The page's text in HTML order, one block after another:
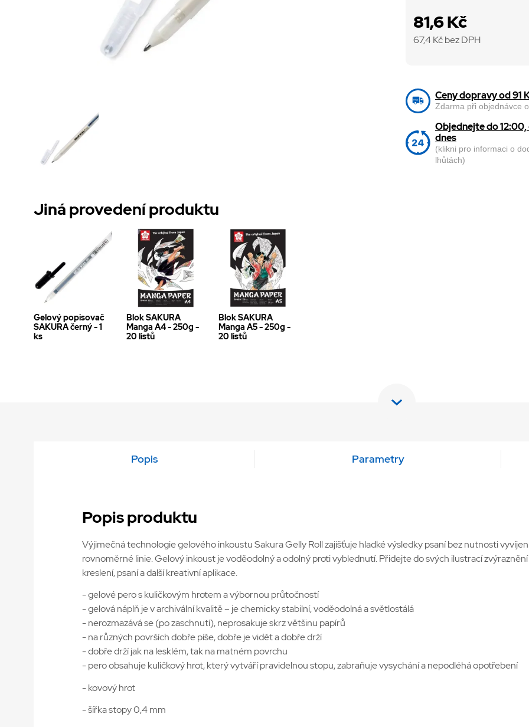
81,6 Kč
67,4Kč bez DPH
Ceny dopravy od 91
Zdarma při objednávce
Objednejte do
dnes
(klikni pro informaci o
lhůtách)
Jiná provedení produktu
Gelový popisovač
SAKURA černý - 1
ks
Blok SAKURA
Manga A4 - 250g -
20 listů
Blok SAKURA
Manga A5 - 250g -
20 listů
Popis Parametry
Popis produktu
Výjimečná technologie gelového inkoustu Sakura Gelly Roll zajišťuje hladké výsledky psaní bez nutnosti
rovnoměrné linie. Gelový inkoust je voděodolný a odolný proti vyblednutí. Přidejte do svých ilustrací
kreslení, psaní a další kreativní aplikace.
- gelové pero s kuličkovým hrotem a výbornou průtočností
- gelová náplň je v archivální kvalitě – je chemicky stabilní, voděodolná a světlostálá
- nerozmazává se (po zaschnutí), neprosakuje skrz většinu papírů
- na různých površích dobře píše, dobře je vidět a dobře drží
- dobře drží jak na lesklém, tak na matném povrchu
- pero obsahuje kuličkový hrot, který vytváří pravidelnou stopu, zabraňuje vysychání a nepodléhá opotřebení
- kovový hrot
- šířka stopy 0,4 mm